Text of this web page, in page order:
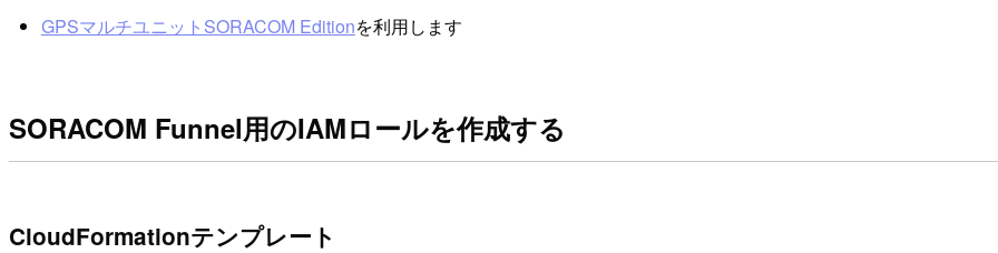
GPSマルチユニットSORACOM Editionを利用します
SORACOM Funnel用のIAMロールを作成する
CloudFormationテンプレート